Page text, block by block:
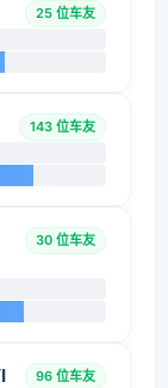
25 位车友
143 位车友
30 位车友
96 位车友